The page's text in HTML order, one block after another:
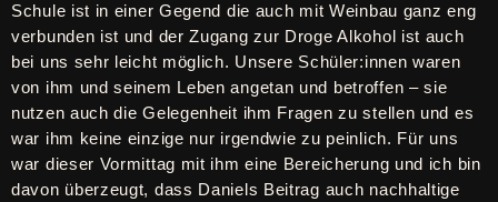
Schule ist in einer Gegend die auch mit Weinbau ganz eng
verbunden ist und der Zugang zur Droge Alkohol ist auch
bei uns sehr leicht möglich. Unsere Schüler:innen waren
von ihm und seinem Leben angetan und betroffen – sie
nutzen auch die Gelegenheit ihm Fragen zu stellen und es
war ihm keine einzige nur irgendwie zu peinlich. Für uns
war dieser Vormittag mit ihm eine Bereicherung und ich bin
davon überzeugt, dass Daniels Beitrag auch nachhaltige